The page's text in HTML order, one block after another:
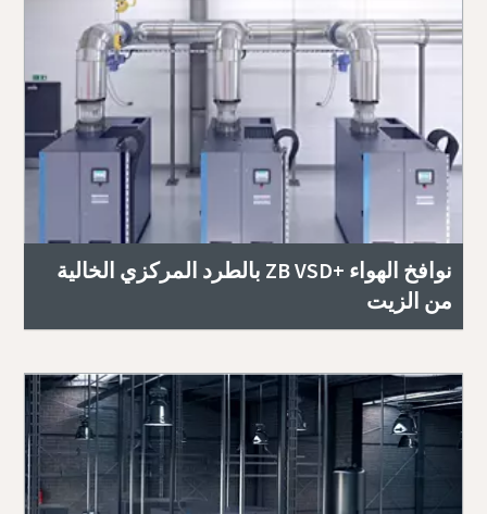
نوافخ الهواء ZB VSD+‎ بالطرد المركزي الخالية
من الزيت